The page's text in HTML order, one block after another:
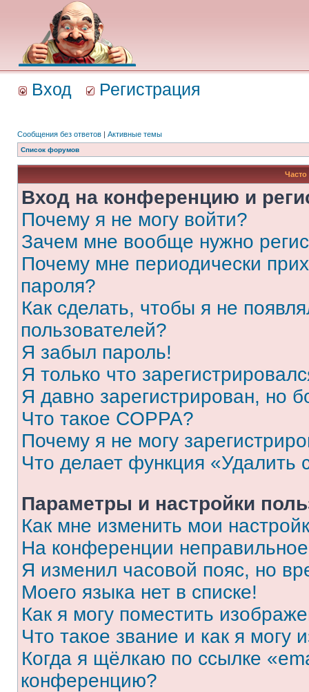
Вход Регистрация
Сообщения без ответов | Активные темы
Список форумов
Вход на конференцию и
Почему я не могу войти?
Зачем мне вообще нужно
Почему мне периодически
пароля?
Как сделать, чтобы я не
пользователей?
Я забыл пароль!
Я только что
Я давно зарегистрирован, но
Что такое COPPA?
Почему я не могу
Что делает функция «Удалить
Параметры и настройки
Как мне изменить мои
На конференции
Я изменил часовой пояс, но
Моего языка нет в списке!
Как я могу поместить
Что такое звание и как я могу
Когда я щёлкаю по ссылке
конференцию?